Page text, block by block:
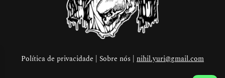
Política de privacidade | Sobre nós | nihil.yuri@gmail.com